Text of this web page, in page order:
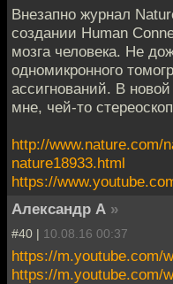
Внезапно журнал
создании Human
мозга человека. Не
одномикронного
ассигнований. В
мне, чей-то
http://www.nature.com/
nature18933.html
https://
Александр А »
#40 | 10.08.16 00:37
https://m.youtube.com/
https://m.youtube.com/